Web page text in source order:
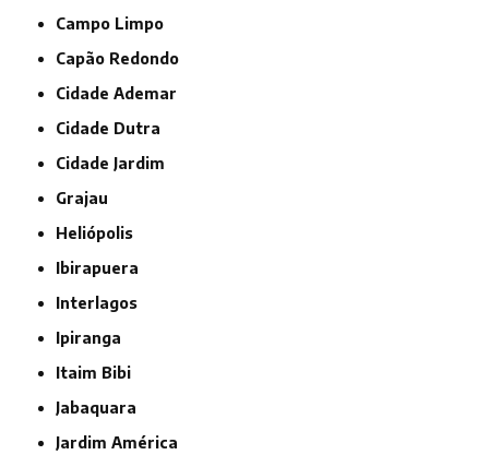
Campo Limpo
Capão Redondo
Cidade Ademar
Cidade Dutra
Cidade Jardim
Grajau
Heliópolis
Ibirapuera
Interlagos
Ipiranga
Itaim Bibi
Jabaquara
Jardim América